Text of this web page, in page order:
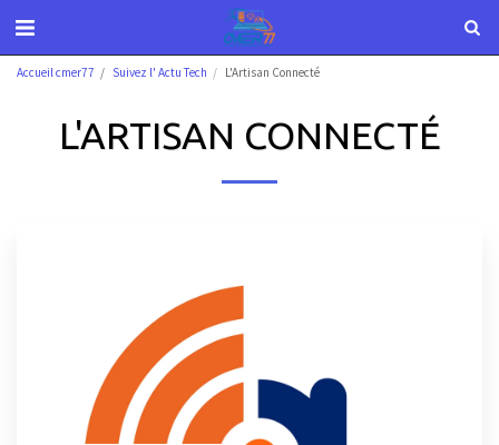
Accueil cmer77 Suivez l' Actu Tech L'Artisan Connecté
L'ARTISAN CONNECTÉ